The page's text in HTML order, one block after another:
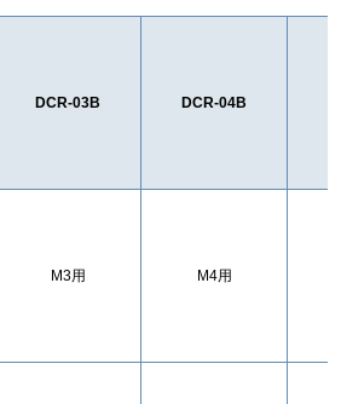
DCR-03B DCR-04B
M3用 M4用